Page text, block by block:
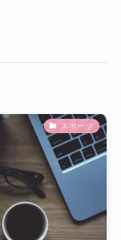
スポーツ